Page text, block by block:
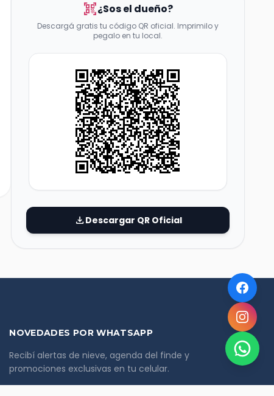
qr_code_scanner¿Sos el dueño?
Descargá gratis tu código QR oficial. Imprimilo y
pegalo en tu local.
downloadDescargar QR Oficial
NOVEDADES POR WHATSAPP
Recibí alertas de nieve, agenda del finde y
promociones exclusivas en tu celular.